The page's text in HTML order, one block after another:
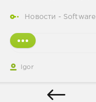
Новости - Software
Igor